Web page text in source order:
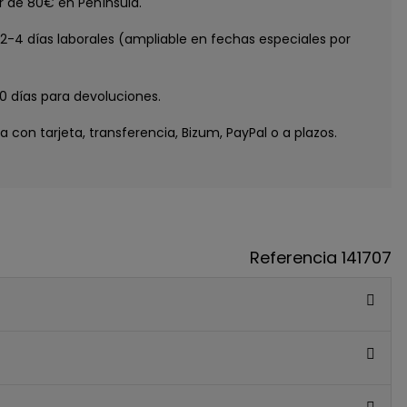
2-4 días laborales (ampliable en fechas especiales por
días para devoluciones.
con tarjeta, transferencia, Bizum, PayPal o a plazos.
Referencia 141707